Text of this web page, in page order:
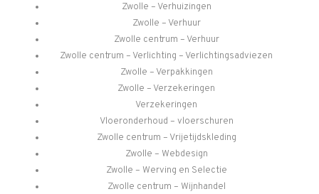
Zwolle – Verhuizingen
Zwolle – Verhuur
Zwolle centrum – Verhuur
Zwolle centrum – Verlichting – Verlichtingsadviezen
Zwolle – Verpakkingen
Zwolle – Verzekeringen
Verzekeringen
Vloeronderhoud – vloerschuren
Zwolle centrum – Vrijetijdskleding
Zwolle – Webdesign
Zwolle – Werving en Selectie
Zwolle centrum – Wijnhandel